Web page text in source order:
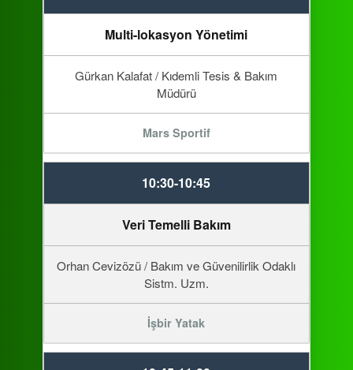
Multi-lokasyon Yönetimi
Gürkan Kalafat / Kıdemli Tesis & Bakım
Müdürü
Mars Sportif
10:30-10:45
Veri Temelli Bakım
Orhan Cevizözü / Bakım ve Güvenilirlik Odaklı
Sistm. Uzm.
İşbir Yatak